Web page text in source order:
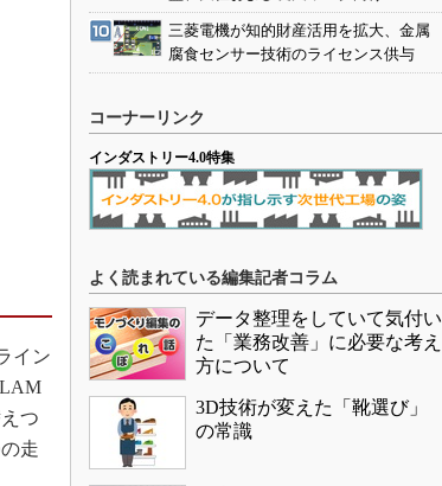
イン
つ
走
三菱電機が知的財産活用を拡大、金属
腐食センサー技術のライセンス供与
コーナーリンク
インダストリー4.0特集
よく読まれている編集記者コラム
データ整理をしていて気付い
た「業務改善」に必要な考え
方について
3D技術が変えた「靴選び」
の常識